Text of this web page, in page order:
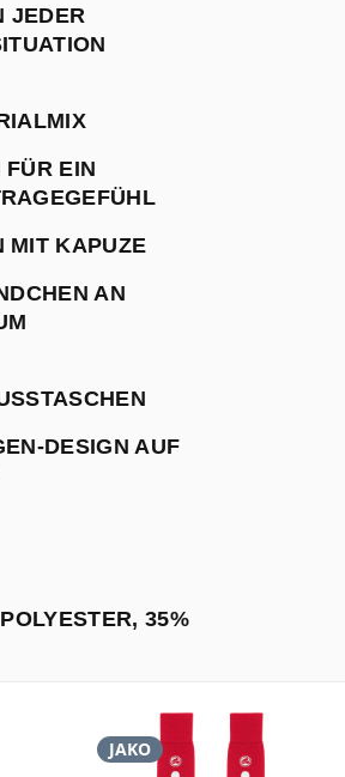
JEDER
FÜR EIN
MIT KAPUZE
AN
DESIGN AUF
35%
JAKO